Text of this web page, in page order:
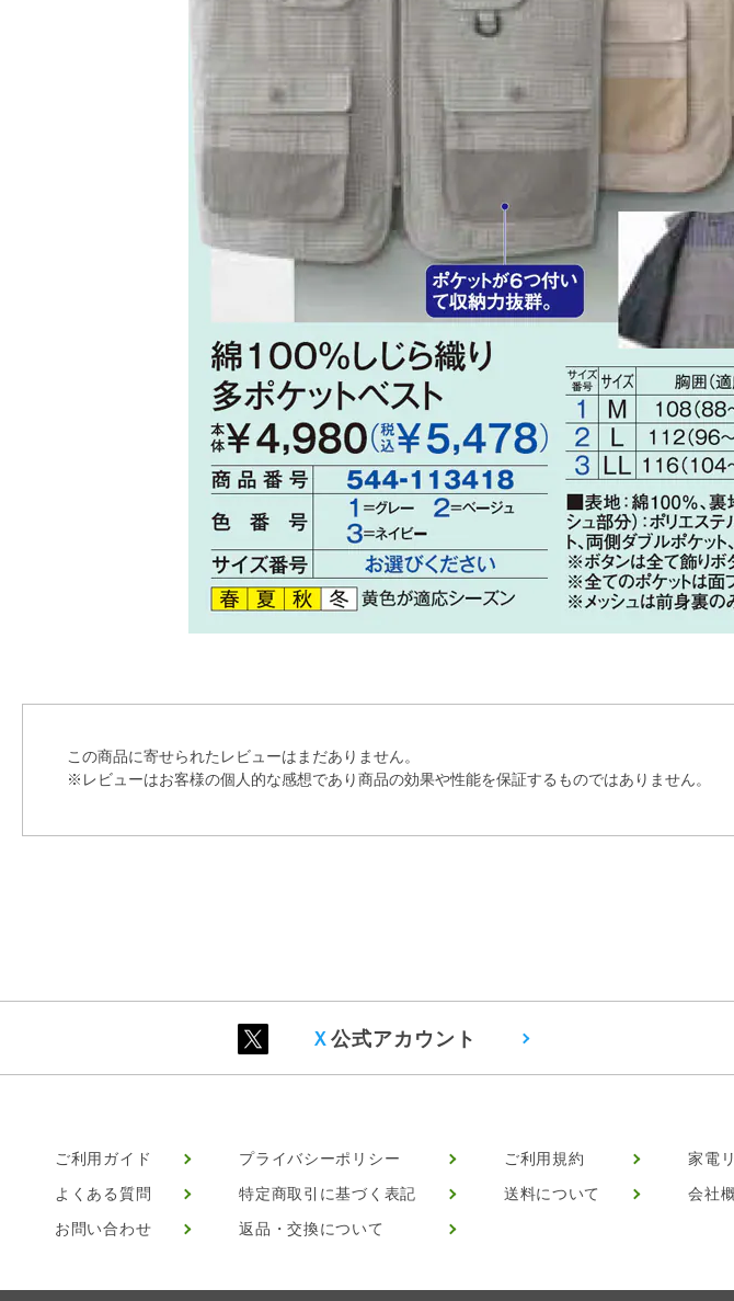
この商品に寄せられたレビューはまだありません。
※レビューはお客様の個人的な感想であり商品の効果や性能を保証するものではありません。
Ｘ公式アカウント
ご利用ガイド
よくある質問
お問い合わせ
プライバシーポリシー
特定商取引に基づく表記
返品・交換について
ご利用規約
送料について
家電
会社